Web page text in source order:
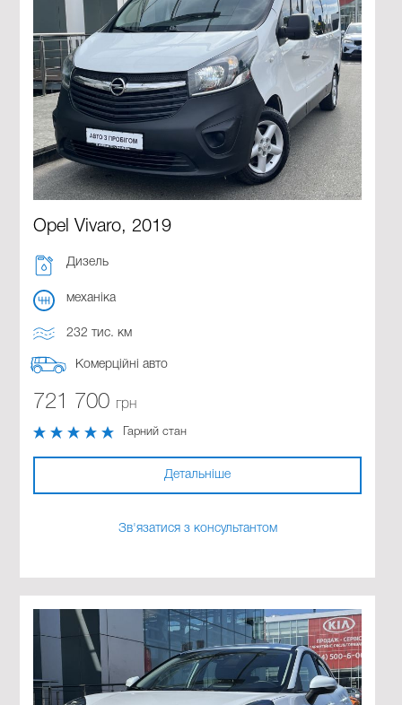
Opel Vivaro, 2019
Дизель
механіка
232 тис. км
Комерційні авто
721 700 грн
Гарний стан
Детальніше
Зв'язатися з консультантом